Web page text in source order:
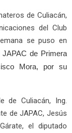
del Club
se puso en
de Primera
Mora, por su
de Culiacán, Ing.
de JAPAC, Jesús
el diputado